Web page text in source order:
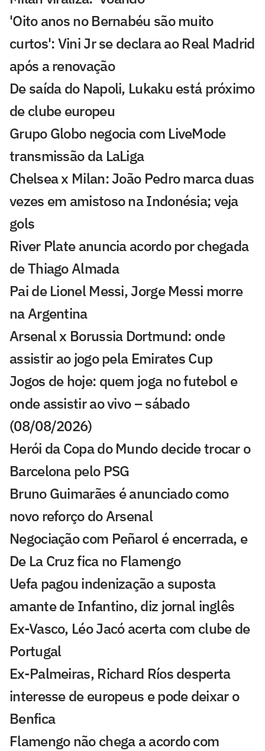
'Oito anos no Bernabéu são muito
curtos': Vini Jr se declara ao Real Madrid
após a renovação
De saída do Napoli, Lukaku está próximo
de clube europeu
Grupo Globo negocia com LiveMode
transmissão da LaLiga
Chelsea x Milan: João Pedro marca duas
vezes em amistoso na Indonésia; veja
gols
River Plate anuncia acordo por chegada
de Thiago Almada
Pai de Lionel Messi, Jorge Messi morre
na Argentina
Arsenal x Borussia Dortmund: onde
assistir ao jogo pela Emirates Cup
Jogos de hoje: quem joga no futebol e
onde assistir ao vivo – sábado
(08/08/2026)
Herói da Copa do Mundo decide trocar o
Barcelona pelo PSG
Bruno Guimarães é anunciado como
novo reforço do Arsenal
Negociação com Peñarol é encerrada, e
De La Cruz fica no Flamengo
Uefa pagou indenização a suposta
amante de Infantino, diz jornal inglês
Ex-Vasco, Léo Jacó acerta com clube de
Portugal
Ex-Palmeiras, Richard Ríos desperta
interesse de europeus e pode deixar o
Benfica
Flamengo não chega a acordo com